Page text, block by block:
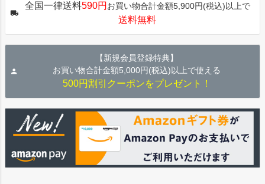
ップ
全国一律送料590円 お買い物合計金額5,900円(税込)以上で
送料無料
【新規会員登録特典】
お買い物合計金額5,000円(税込)以上で使える
500円割引クーポンをプレゼント！